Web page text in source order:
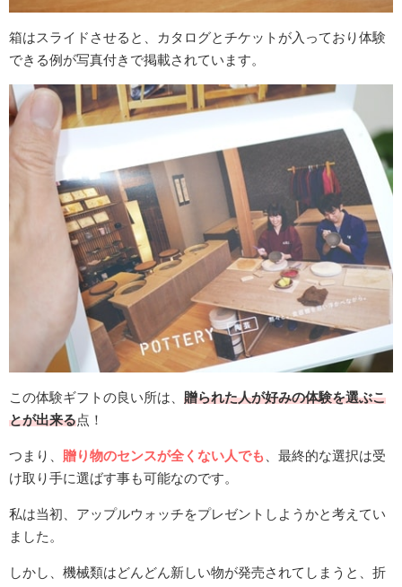
箱はスライドさせると、カタログとチケットが入っており体験
できる例が写真付きで掲載されています。
この体験ギフトの良い所は、 贈られた人が好みの体験を選ぶこ
とが出来る点！
つまり、 贈り物のセンスが全くない人でも 、最終的な選択は受
け取り手に選ばす事も可能なのです。
私は当初、アップルウォッチをプレゼントしようかと考えてい
ました。
しかし、機械類はどんどん新しい物が発売されてしまうと、折